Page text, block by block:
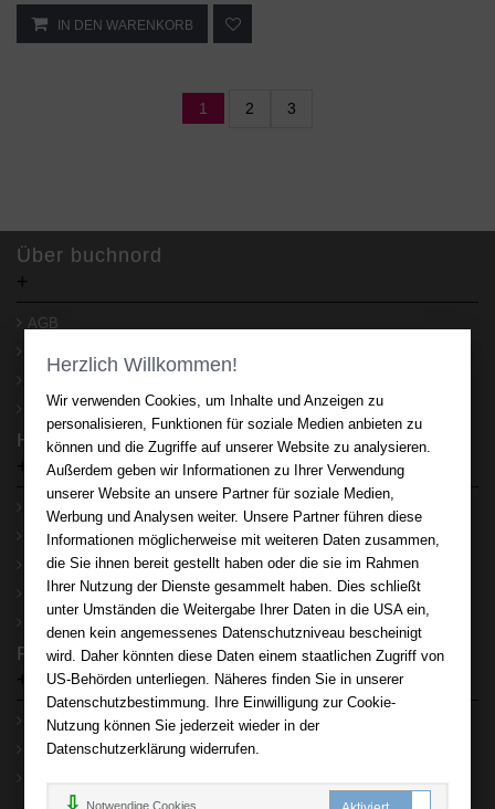
Herzlich Willkommen!
Wir verwenden Cookies, um Inhalte und Anzeigen zu
personalisieren, Funktionen für soziale Medien anbieten zu
können und die Zugriffe auf unserer Website zu analysieren.
Außerdem geben wir Informationen zu Ihrer Verwendung
unserer Website an unsere Partner für soziale Medien,
Werbung und Analysen weiter. Unsere Partner führen diese
Informationen möglicherweise mit weiteren Daten zusammen,
die Sie ihnen bereit gestellt haben oder die sie im Rahmen
Ihrer Nutzung der Dienste gesammelt haben. Dies schließt
unter Umständen die Weitergabe Ihrer Daten in die USA ein,
denen kein angemessenes Datenschutzniveau bescheinigt
wird. Daher könnten diese Daten einem staatlichen Zugriff von
US-Behörden unterliegen. Näheres finden Sie in unserer
Datenschutzbestimmung. Ihre Einwilligung zur Cookie-
Nutzung können Sie jederzeit wieder in der
Datenschutzerklärung widerrufen.
Notwendige Cookies
IN DEN WARENKORB
1 2 3
Über buchnord
+
AGB
Datenschutz
Hilfe
+
FAQ - Häufige Fragen
Kontakt
Sitemap
Newsletter
Mein Konto
Rund um Ihren Einkauf
+
Erweiterte Suche
Zahlung und Versand